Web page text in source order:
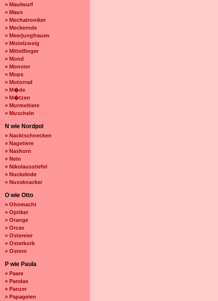
» Maulwurf
» Maus
» Mechatroniker
» Meckernde
» Meerjungfrauen
» Mistelzweig
» Mittelfinger
» Mond
» Monster
» Mops
» Motorrad
» M�de
» M�tzen
» Murmeltiere
» Muscheln
N wie Nordpol
» Nacktschnecken
» Nagetiere
» Nashorn
» Nein
» Nikolausstiefel
» Nuckelnde
» Nussknacker
O wie Otto
» Ohnmacht
» Optiker
» Orange
» Orcas
» Ostereier
» Osterkorb
» Ostern
P wie Paula
» Paare
» Pandas
» Panzer
» Papageien